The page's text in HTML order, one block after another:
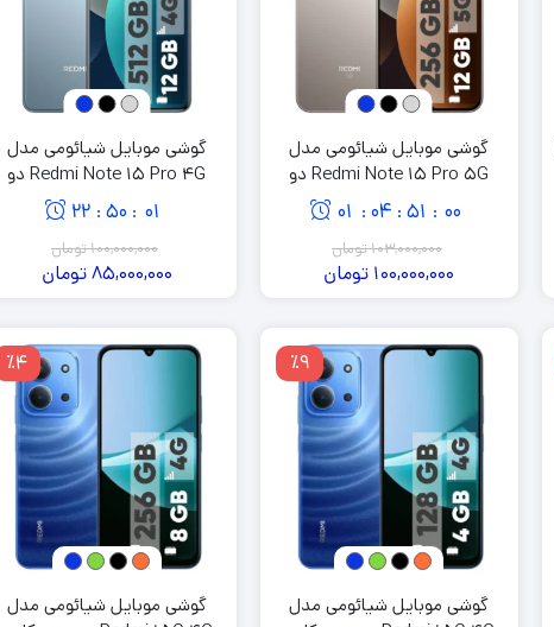
گوشی موبایل شیائومی مدل
Redmi Note 15 Pro 5G دو
سیم کارت ظرفیت 256 گیگابایت
59
:
50
:
04
:
01
103,000,000تومان
100,000,000 تومان
گوشی موبایل شیائومی مدل
Redmi Note 15 Pro 4G دو
سیم کارت ظرفیت 512 گیگابایت
00
:
50
:
22
100,000,000تومان
85,000,000تومان
٪9
گوشی موبایل شیائومی مدل
٪4
گوشی موبایل شیائومی مدل